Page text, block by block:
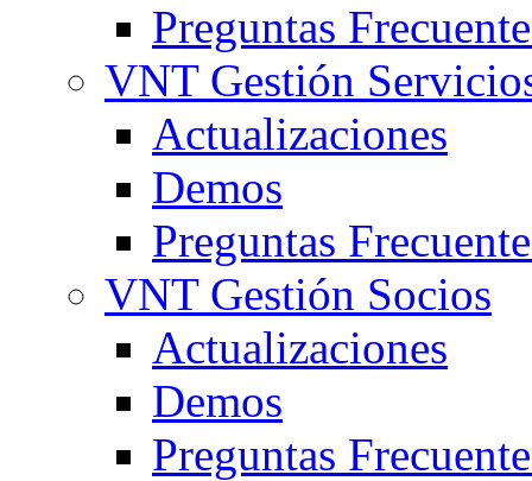
Preguntas
VNT Gestión
Actualizaciones
Demos
Preguntas
VNT Gestión Socios
Actualizaciones
Demos
Preguntas